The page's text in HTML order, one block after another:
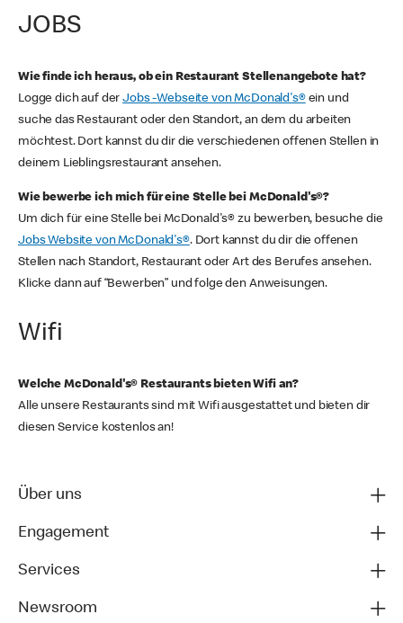
JOBS
Wie finde ich heraus, ob ein Restaurant Stellenangebote hat?
Logge dich auf derJobs -Webseite von McDonald's®ein und
suche das Restaurant oder den Standort, an dem du arbeiten
möchtest. Dort kannst du dir die verschiedenen offenen Stellen in
deinem Lieblingsrestaurant ansehen.
Wie bewerbe ich mich für eine Stelle bei McDonald's®?
Um dich für eine Stelle bei McDonald's® zu bewerben, besuche die
Jobs Website von McDonald's®. Dort kannst du dir die offenen
Stellen nach Standort, Restaurant oder Art des Berufes ansehen.
Klicke dann auf “Bewerben” und folge den Anweisungen.
Wifi
Welche McDonald's® Restaurants bieten Wifi an?
Alle unsere Restaurants sind mit Wifi ausgestattet und bieten dir
diesen Service kostenlos an!
Über uns
Engagement
Services
Newsroom